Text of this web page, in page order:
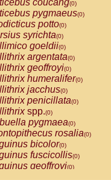
coucang(0)
pygmaeus(0)
potto(0)
syrichta(0)
goeldii(0)
argentata(0)
geoffroyi(0)
humeralifer(0)
jacchus(0)
penicillata(0)
spp.(0)
pygmaea(0)
rosalia(0)
bicolor(0)
fuscicollis(0)
geoffroyi(0)